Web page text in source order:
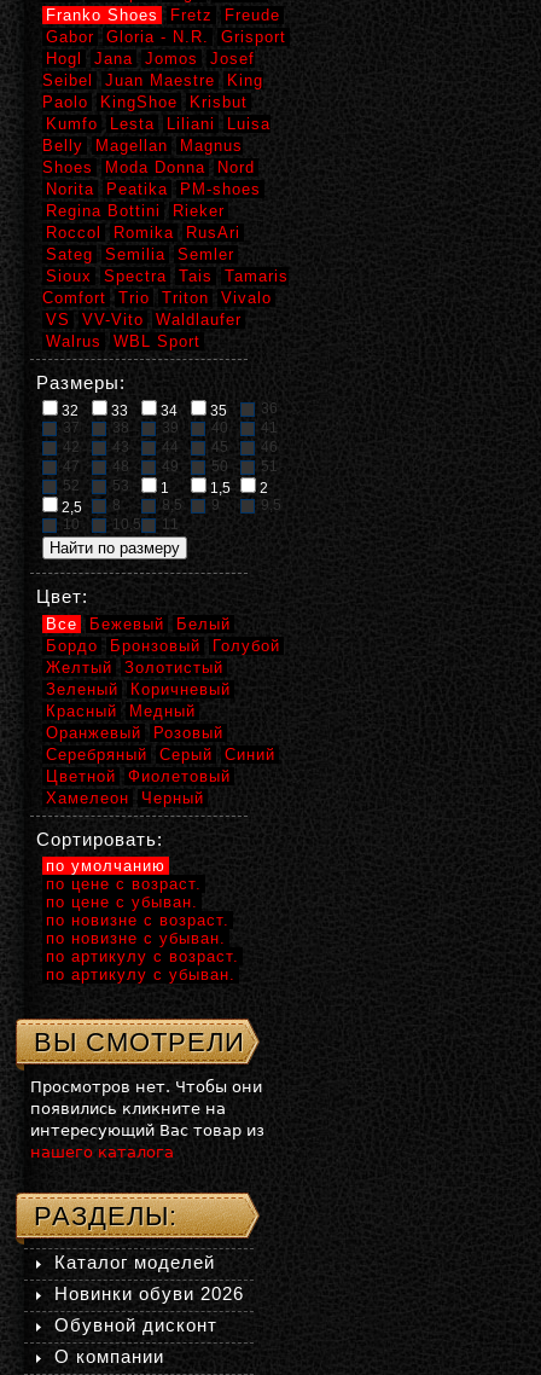
Franko Shoes
Fretz
Freude
Gabor
Gloria - N.R.
Grisport
Hogl
Jana Jomos
Josef
Seibel
Juan Maestre
King
Paolo
KingShoe
Krisbut
Kumfo
Lesta Liliani
Luisa
Belly
Magellan
Magnus
Shoes
Moda Donna
Nord
Norita
Peatika
PM-shoes
Regina Bottini
Rieker
Roccol
Romika
RusAri
Sateg
Semilia
Semler
Sioux
Spectra Tais
Tamaris
Comfort
Trio Triton
Vivalo
VS
VV-Vito
Waldlaufer
Walrus
WBL Sport
Размеры:
32 33 34 35
36
37
38 39 40
41
42
43 44 45
46
47
48 49 50
51
52
53 1 1,5
2
2,5
8 8,5 9
9,5
10
10,5 11
Цвет:
Все Бежевый
Белый
Бордо
Бронзовый
Голубой
Желтый
Золотистый
Зеленый
Коричневый
Красный
Медный
Оранжевый
Розовый
Серебряный
Серый
Синий
Цветной
Фиолетовый
Хамелеон
Черный
Сортировать:
по умолчанию
по цене с возраст.
по цене с убыван.
по новизне с возраст.
по новизне с убыван.
по артикулу с возраст.
по артикулу с убыван.
ВЫ СМОТРЕЛИ
Просмотров нет. Чтобы они
появились кликните на
интересующий Вас товар из
нашего каталога
РАЗДЕЛЫ:
Каталог моделей
Новинки обуви 2026
Обувной дисконт
О компании